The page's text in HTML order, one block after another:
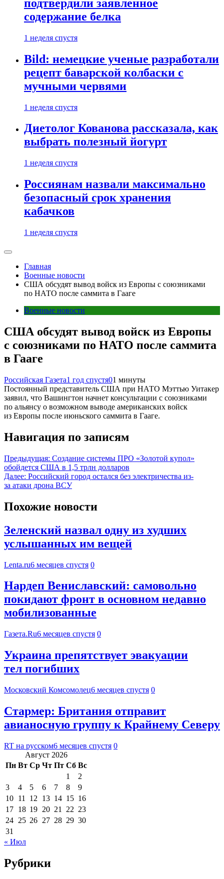
подтвердили заявленное
содержание белка
1 неделя спустя
Bild: немецкие ученые разработали
рецепт баварской колбаски с
мучными червями
1 неделя спустя
Диетолог Кованова рассказала, как
выбрать полезный йогурт
1 неделя спустя
Россиянам назвали максимально
безопасный срок хранения
кабачков
1 неделя спустя
Главная
Военные новости
США обсудят вывод войск из Европы с союзниками
по НАТО после саммита в Гааге
Военные новости
США обсудят вывод войск из Европы
с союзниками по НАТО после саммита
в Гааге
Российская Газета1 год спустя01 минуты
Постоянный представитель США при НАТО Мэттью Уитакер
заявил, что Вашингтон начнет консультации с союзниками
по альянсу о возможном выводе американских войск
из Европы после июньского саммита в Гааге.
Навигация по записям
Предыдущая: Создание системы ПРО «Золотой купол»
обойдется США в 1,5 трлн долларов
Далее: Российский город остался без электричества из-
за атаки дрона ВСУ
Похожие новости
Зеленский назвал одну из худших
услышанных им вещей
Lenta.ru6 месяцев спустя 0
Нардеп Вениславский: самовольно
покидают фронт в основном недавно
мобилизованные
Газета.Ru6 месяцев спустя 0
Украина препятствует эвакуации
тел погибших
Московский Комсомолец6 месяцев спустя 0
Стармер: Британия отправит
авианосную группу к Крайнему Северу
RT на русском6 месяцев спустя 0
Август 2026
Пн Вт Ср Чт Пт Сб Вс
1
2
3
4 5 6 7 8
9
10 11 12 13 14 15 16
17 18 19 20 21 22 23
24 25 26 27 28 29 30
31
« Июл
Рубрики